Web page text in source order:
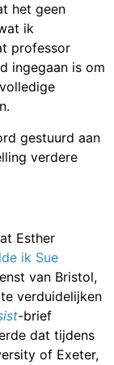
het geen
ik
professor
ingegaan is om
gestuurd aan
verdere
Esther
ik Sue
van Bristol,
verduidelijken
-brief
dat tijdens
of Exeter,